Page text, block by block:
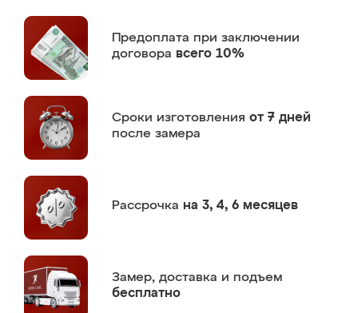
Предоплата при заключении
договора всего 10%
Сроки изготовления от 7 дней
после замера
Рассрочка на 3, 4, 6 месяцев
Замер, доставка и подъем
бесплатно